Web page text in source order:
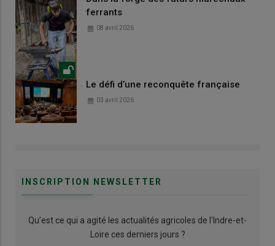
ferrants
08 avril 2026
Le défi d’une reconquête française
03 avril 2026
INSCRIPTION NEWSLETTER
Qu’est ce qui a agité les actualités agricoles de l'Indre-et-
Loire ces derniers jours ?